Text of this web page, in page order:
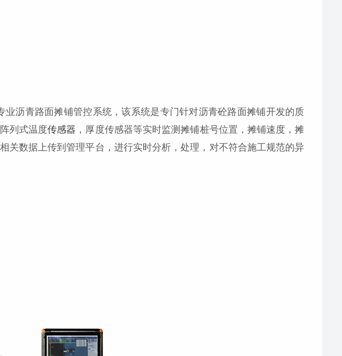
沥青路面摊铺管控系统，该系统是专门针对沥青砼路面摊铺开发的质
列式温度传感器 ，厚度传感器等实时监测摊铺桩号位置，摊铺速度，摊
关数据上传到管理平台，进行实时分析，处理，对不符合施工规范的异